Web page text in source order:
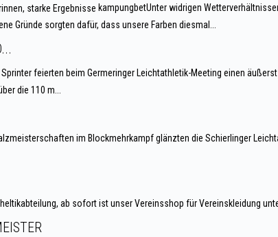
kampungbetUnter widrigen
Gründe sorgten dafür, dass unsere Farben diesmal...
Sprinter feierten beim Germeringer Leichtathletik-Meeting einen
die 110 m...
im Blockmehrkampf glänzten die Schierlinger
ab sofort ist unser Vereinsshop für Vereinskleidung